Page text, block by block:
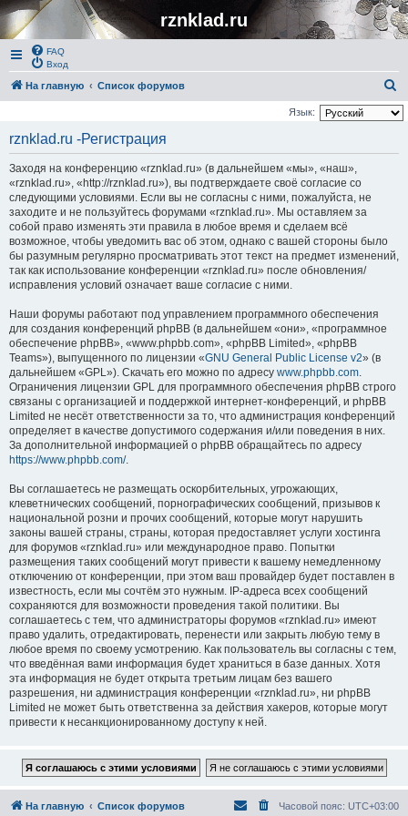
rznklad.ru
FAQ
Вход
На главную Список форумов
о
Язык:
rznklad.ru -Регистрация
Заходя на конференцию «rznklad.ru» (в дальнейшем «мы», «наш»,
«rznklad.ru», «http://rznklad.ru»), вы подтверждаете своё согласие со
следующими условиями. Если вы не согласны с ними, пожалуйста, не
заходите и не пользуйтесь форумами «rznklad.ru». Мы оставляем за
собой право изменять эти правила в любое время и сделаем всё
возможное, чтобы уведомить вас об этом, однако с вашей стороны было
бы разумным регулярно просматривать этот текст на предмет изменений,
так как использование конференции «rznklad.ru» после обновления/
исправления условий означает ваше согласие с ними.
Наши форумы работают под управлением программного обеспечения
для создания конференций phpBB (в дальнейшем «они», «программное
обеспечение phpBB», «www.phpbb.com», «phpBB Limited», «phpBB
Teams»), выпущенного по лицензии «GNU General Public License v2» (в
дальнейшем «GPL»). Скачать его можно по адресу www.phpbb.com.
Ограничения лицензии GPL для программного обеспечения phpBB строго
связаны с организацией и поддержкой интернет-конференций, и phpBB
Limited не несёт ответственности за то, что администрация конференций
определяет в качестве допустимого содержания и/или поведения в них.
За дополнительной информацией о phpBB обращайтесь по адресу
https://www.phpbb.com/.
Вы соглашаетесь не размещать оскорбительных, угрожающих,
клеветнических сообщений, порнографических сообщений, призывов к
национальной розни и прочих сообщений, которые могут нарушить
законы вашей страны, страны, которая предоставляет услуги хостинга
для форумов «rznklad.ru» или международное право. Попытки
размещения таких сообщений могут привести к вашему немедленному
отключению от конференции, при этом ваш провайдер будет поставлен в
известность, если мы сочтём это нужным. IP-адреса всех сообщений
сохраняются для возможности проведения такой политики. Вы
соглашаетесь с тем, что администраторы форумов «rznklad.ru» имеют
право удалить, отредактировать, перенести или закрыть любую тему в
любое время по своему усмотрению. Как пользователь вы согласны с тем,
что введённая вами информация будет храниться в базе данных. Хотя
эта информация не будет открыта третьим лицам без вашего
разрешения, ни администрация конференции «rznklad.ru», ни phpBB
Limited не может быть ответственна за действия хакеров, которые могут
привести к несанкционированному доступу к ней.
На главную Список форумов Часовой пояс: UTC+03:00